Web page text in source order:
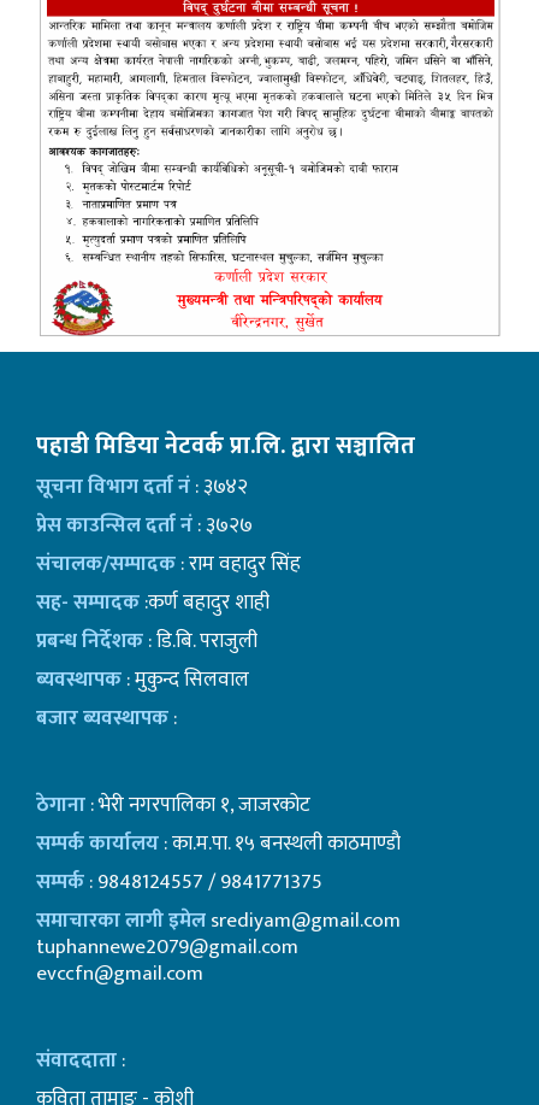
पहाडी मिडिया नेटवर्क प्रा.लि. द्वारा सञ्चालित
सूचना विभाग दर्ता नं: ३७४२
प्रेस काउन्सिल दर्ता नं: ३७२७
संचालक/सम्पादक: राम वहादुर सिंह
सह- सम्पादक:कर्ण बहादुर शाही
प्रबन्ध निर्देशक: डि.बि. पराजुली
ब्यवस्थापक: मुकुन्द सिलवाल
बजार ब्यवस्थापक:
ठेगाना: भेरी नगरपालिका १, जाजरकोट
सम्पर्क कार्यालय: का.म.पा. १५ बनस्थली काठमाण्डाै
सम्पर्क: 9848124557 / 9841771375
समाचारका लागी इमेलsrediyam@gmail.com
tuphannewe2079@gmail.com
evccfn@gmail.com
संवाददाता: